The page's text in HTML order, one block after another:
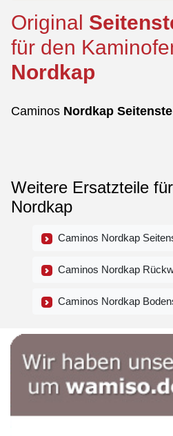
Original
für den
Nordkap
Caminos Nordkap
Weitere Ersatzteile
Nordkap
Caminos Nordkap
Caminos Nordkap
Caminos Nordkap